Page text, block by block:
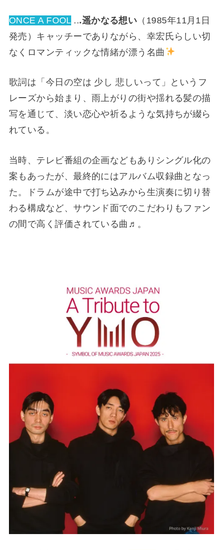
ONCE A FOOL...遥かなる想い （1985年11月1日
発売）キャッチーでありながら、幸宏氏らしい切
なくロマンティックな情緒が漂う名曲
歌詞は「今日の空は 少し 悲しいって」というフ
レーズから始まり、雨上がりの街や揺れる髪の描
写を通じて、淡い恋心や祈るような気持ちが綴ら
れている。
当時、テレビ番組の企画などもありシングル化の
案もあったが、最終的にはアルバム収録曲となっ
た。ドラムが途中で打ち込みから生演奏に切り替
わる構成など、サウンド面でのこだわりもファン
の間で高く評価されている曲♬。